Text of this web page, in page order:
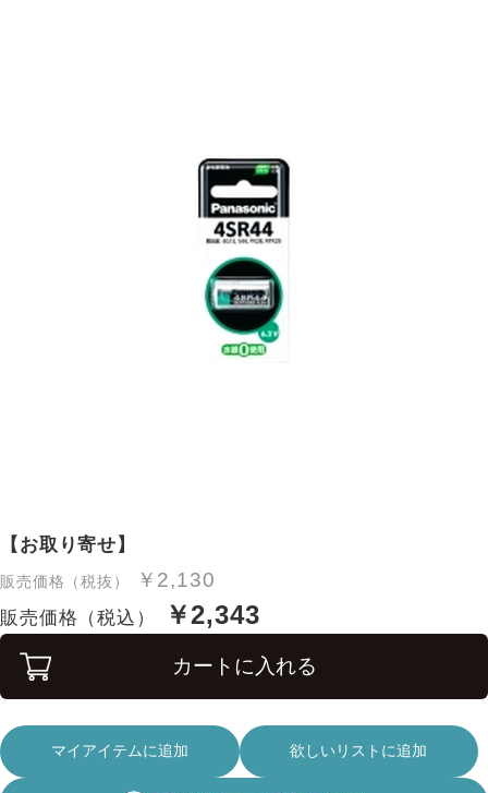
【お取り寄せ】
販売価格（税抜） ￥2,130
販売価格（税込） ￥2,343
カートに入れる
マイアイテムに追加 欲しいリストに追加